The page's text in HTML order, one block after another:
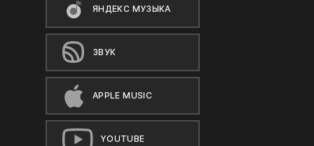
ЯНДЕКС МУЗЫКА
ЗВУК
APPLE MUSIC
YOUTUBE